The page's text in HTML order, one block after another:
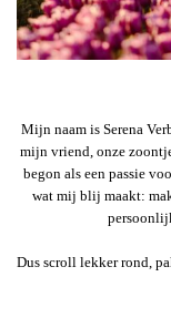
Mijn naam is Serena
mijn vriend, onze
begon als een passie
wat mij blij maakt:
Dus scroll lekker rond,